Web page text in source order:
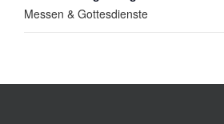
Messen & Gottesdienste